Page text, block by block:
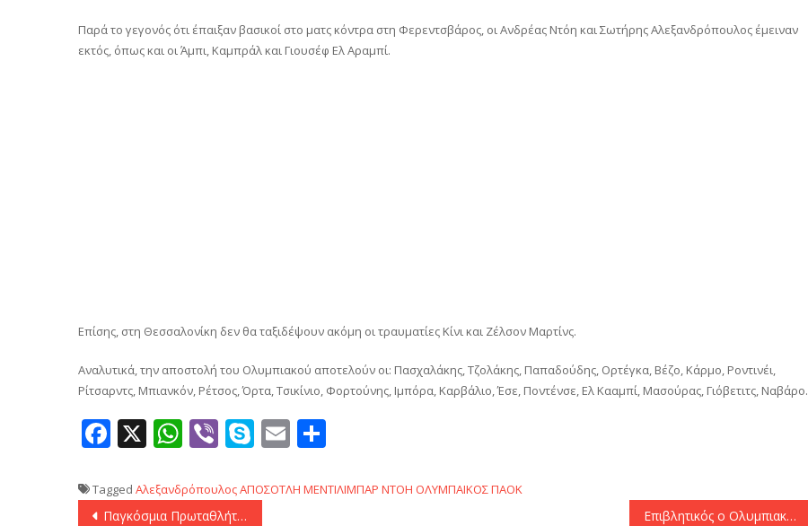
Παρά το γεγονός ότι έπαιξαν βασικοί στο ματς κόντρα στη Φερεντσβάρος, οι Ανδρέας Ντόη και Σωτήρης Αλεξανδρόπουλος έμειναν
εκτός, όπως και οι Άμπι, Καμπράλ και Γιουσέφ Ελ Αραμπί.
Επίσης, στη Θεσσαλονίκη δεν θα ταξιδέψουν ακόμη οι τραυματίες Κίνι και Ζέλσον Μαρτίνς.
Αναλυτικά, την αποστολή του Ολυμπιακού αποτελούν οι: Πασχαλάκης, Τζολάκης, Παπαδούδης, Ορτέγκα, Βέζο, Κάρμο, Ροντινέι,
Ρίτσαρντς, Μπιανκόν, Ρέτσος, Όρτα, Τσικίνιο, Φορτούνης, Ιμπόρα, Καρβάλιο, Έσε, Ποντένσε, Ελ Κααμπί, Μασούρας, Γιόβετιτς, Ναβάρο.
Facebook
X WhatsApp
ViberSkype
Email
Tagged ΑλεξανδρόπουλοςΑΠΟΣΟΤΛΗ ΜΕΝΤΙΛΙΜΠΑΡ ΝΤΟΗ ΟΛΥΜΠΑΙΚΟΣΠΑΟΚ
Πλοήγηση
Παγκόσμια Πρωταθλήτρια η Κροατία στο Πόλο Ανδρών! Νίκησε την Ιταλία με 15-13 στα πέναλτι! Επιβλητικός ο Ολυμπιακός και στο Μαρκόπουλο! (0-3)